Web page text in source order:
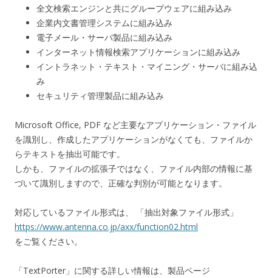
全文検索エンジンと共にグループウェアに組み込み
企業内文書管理システムに組み込み
電子メール・サーバ製品に組み込み
インターネット情報検索アプリケーションに組み込み
イントラネット・テキスト・マイニング・サーバに組み込
み
セキュリティ管理製品に組み込み
Microsoft Office, PDF など主要なアプリケーション・ファイル
を識別し、作成したアプリケーションがなくても、ファイルか
らテキストを抽出可能です。
しかも、ファイルの拡張子ではなく、ファイル内部の情報に基
づいて識別しますので、正確な判別が可能となります。
対応しているファイル形式は、 「抽出対象ファイル形式」
https://www.antenna.co.jp/axx/function02.html
をご覧ください。
「TextPorter」に関する詳しい情報は、製品ページ